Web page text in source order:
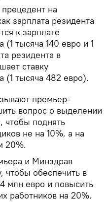
на
зарплата резидента
к зарплате
(1 тысяча 140 евро и 1
резидента в
ставку
(1 тысяча 482 евро).
премьер-
вопрос о выделении
чтобы поднять
не на 10%, а на
20%.
и Минздрав
чтобы обеспечить в
млн евро и повысить
работников на 20%.